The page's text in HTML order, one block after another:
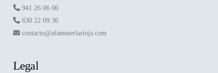
941 26 06 06
630 22 09 36
contacto@afammerlarioja.com
Legal